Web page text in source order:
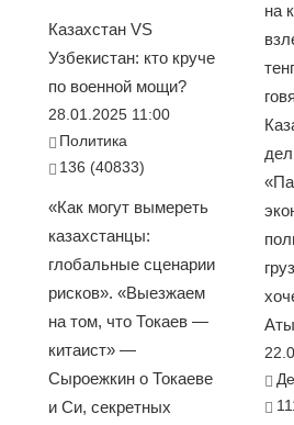
Казахстан VS
Узбекистан: кто круче
по военной мощи?
28.01.2025 11:00
Политика
136 (40833)
«Как могут вымереть
казахстанцы:
глобальные сценарии
рисков». «Выезжаем
на том, что Токаев —
китаист» —
Сыроежкин о Токаеве
и Си, секретных
на